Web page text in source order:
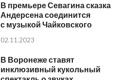
В премьере Севагина сказка
Андерсена соединится
с музыкой Чайковского
02.11.2023
В Воронеже ставят
инклюзивный кукольный